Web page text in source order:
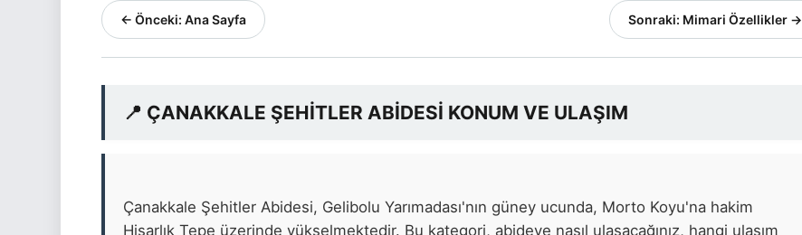
← Önceki: Ana Sayfa Sonraki: Mimari Özellikler →
📍 ÇANAKKALE ŞEHİTLER ABİDESİ KONUM VE ULAŞIM
Çanakkale Şehitler Abidesi, Gelibolu Yarımadası'nın güney ucunda, Morto Koyu'na hakim
Hisarlık Tepe üzerinde yükselmektedir. Bu kategori, abideye nasıl ulaşacağınız, hangi ulaşım